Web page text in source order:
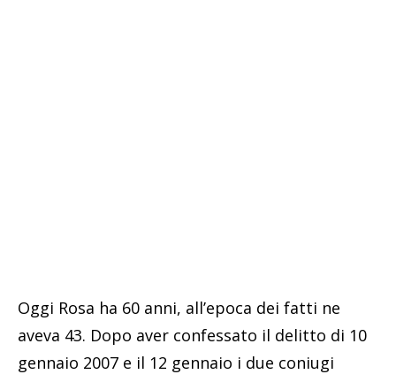
Oggi Rosa ha 60 anni, all’epoca dei fatti ne
aveva 43. Dopo aver confessato il delitto di 10
gennaio 2007 e il 12 gennaio i due coniugi